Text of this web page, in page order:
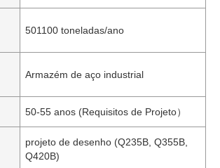
501100 toneladas/ano
Armazém de aço industrial
50-55 anos (Requisitos de Projeto）
projeto de desenho (Q235B, Q355B,
Q420B)